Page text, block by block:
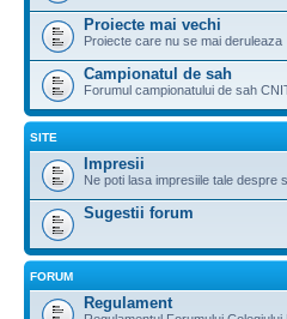
Proiecte mai vechi
Proiecte care nu se mai deruleaza
Campionatul de sah
Forumul campionatului de sah
SITE
Impresii
Ne poti lasa impresiile tale despre
Sugestii forum
FORUM
Regulament